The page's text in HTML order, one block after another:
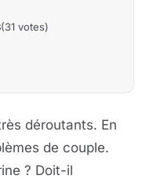
(31 votes)
déroutants. En
de couple.
? Doit-il